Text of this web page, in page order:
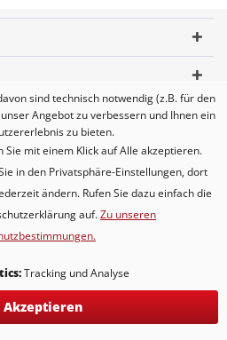
zzgl.
bitte der Schaltfläche mit den
sind technisch notwendig (z.B. für den
Angebot zu verbessern und Ihnen ein
zu bieten.
Sie mit einem Klick auf Alle akzeptieren.
in den Privatsphäre-Einstellungen, dort
ändern. Rufen Sie dazu einfach die
auf.Zu unseren
Tracking und Analyse
Akzeptieren